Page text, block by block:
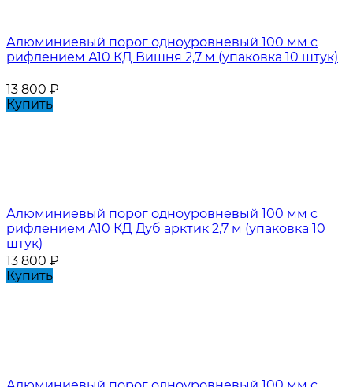
Алюминиевый порог одноуровневый 100 мм с
рифлением А10 КД Вишня 2,7 м (упаковка 10 штук)
13 800 ₽
Купить
Алюминиевый порог одноуровневый 100 мм с
рифлением А10 КД Дуб арктик 2,7 м (упаковка 10
штук)
13 800 ₽
Купить